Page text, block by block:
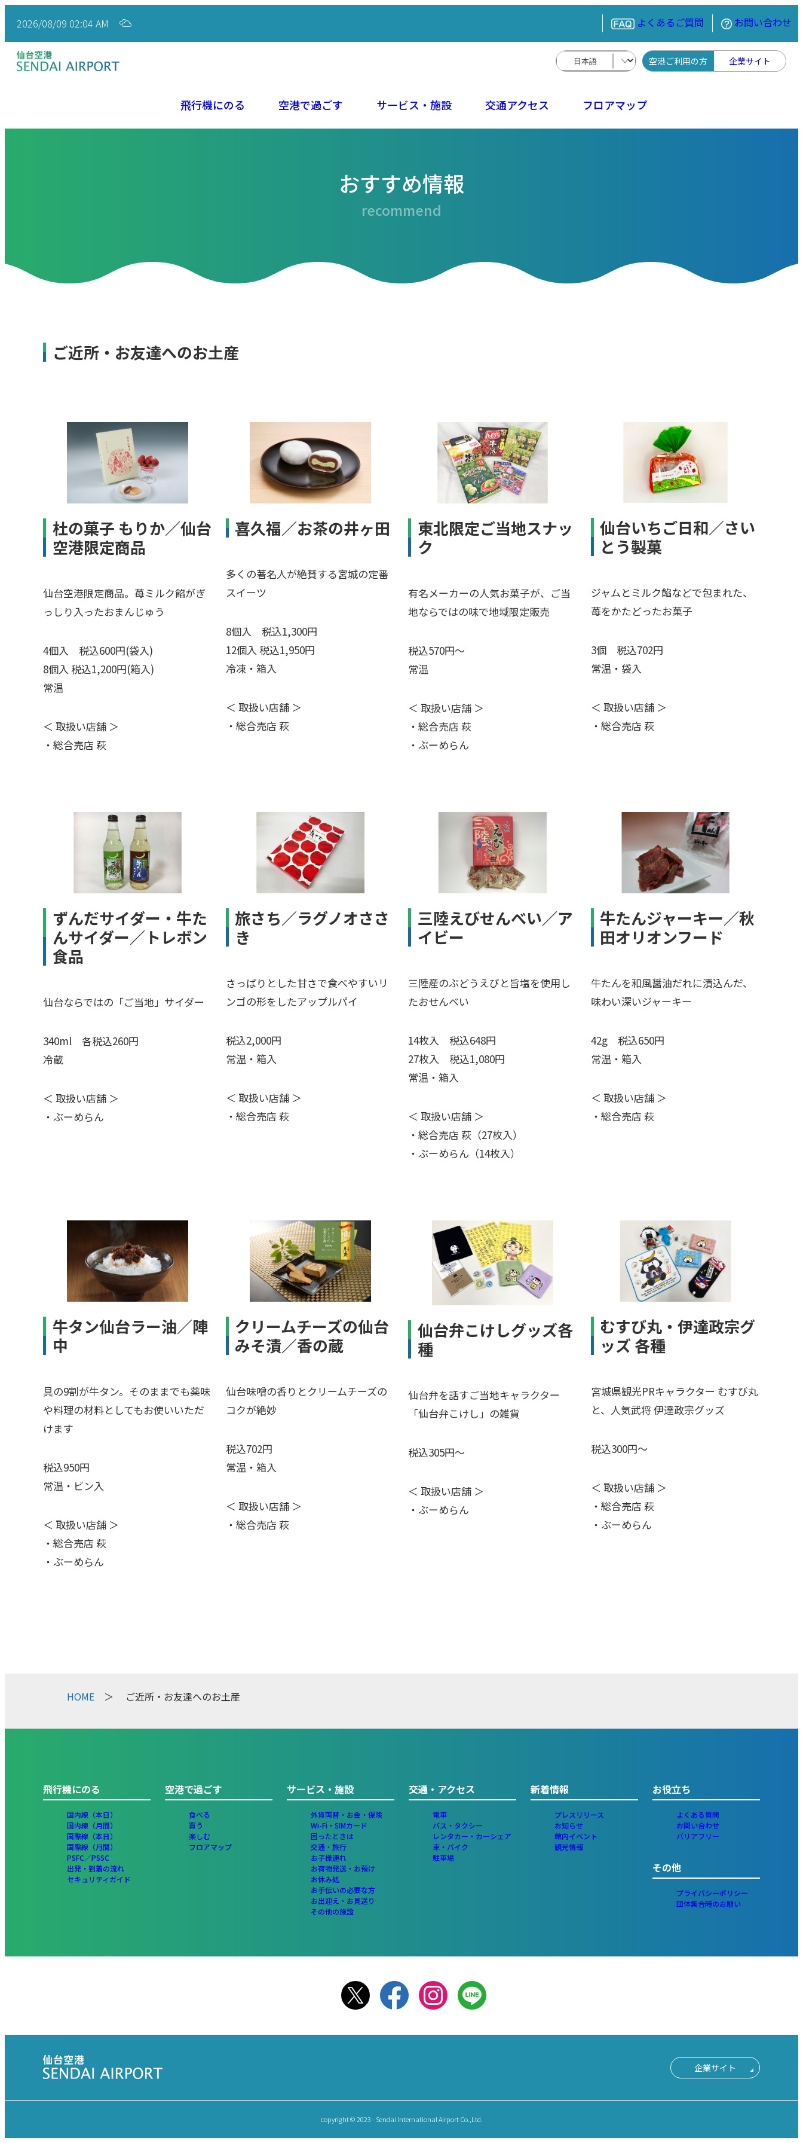
2026/08/09 02:04 AM よくあるご質問 お問い合わせ
空港ご利用の方 企業サイト
飛行機にのる 空港で過ごす サービス・施設 交通アクセス フロアマップ
おすすめ情報
recommend
ご近所・お友達へのお土産
杜の菓子 もりか／仙台
空港限定商品
仙台空港限定商品。苺ミルク餡がぎ
っしり入ったおまんじゅう
4個入 税込600円(袋入)
8個入 税込1,200円(箱入)
常温
＜ 取扱い店舗 ＞
・総合売店 萩
喜久福／お茶の井ヶ田
多くの著名人が絶賛する宮城の定番
スイーツ
8個入 税込1,300円
12個入 税込1,950円
冷凍・箱入
＜ 取扱い店舗 ＞
・総合売店 萩
東北限定ご当地スナッ
ク
有名メーカーの人気お菓子が、ご当
地ならではの味で地域限定販売
税込570円～
常温
＜ 取扱い店舗 ＞
・総合売店 萩
・ぶーめらん
仙台いちご日和／さい
とう製菓
ジャムとミルク餡などで包まれた、
苺をかたどったお菓子
3個 税込702円
常温・袋入
＜ 取扱い店舗 ＞
・総合売店 萩
ずんだサイダー・牛た
んサイダー／トレボン
食品
仙台ならではの「ご当地」サイダー
340ml 各税込260円
冷蔵
＜ 取扱い店舗 ＞
・ぶーめらん
旅さち／ラグノオささ
き
さっぱりとした甘さで食べやすいリ
ンゴの形をしたアップルパイ
税込2,000円
常温・箱入
＜ 取扱い店舗 ＞
・総合売店 萩
三陸えびせんべい／ア
イビー
三陸産のぶどうえびと旨塩を使用し
たおせんべい
14枚入 税込648円
27枚入 税込1,080円
常温・箱入
＜ 取扱い店舗 ＞
・総合売店 萩（27枚入）
・ぶーめらん（14枚入）
牛たんジャーキー／秋
田オリオンフード
牛たんを和風醤油だれに漬込んだ、
味わい深いジャーキー
42g 税込650円
常温・箱入
＜ 取扱い店舗 ＞
・総合売店 萩
牛タン仙台ラー油／陣
中
具の9割が牛タン。そのままでも薬味
や料理の材料としてもお使いいただ
けます
税込950円
常温・ビン入
＜ 取扱い店舗 ＞
・総合売店 萩
・ぶーめらん
クリームチーズの仙台
みそ漬／香の蔵
仙台味噌の香りとクリームチーズの
コクが絶妙
税込702円
常温・箱入
＜ 取扱い店舗 ＞
・総合売店 萩
仙台弁こけしグッズ各
種
仙台弁を話すご当地キャラクター
「仙台弁こけし」の雑貨
税込305円～
＜ 取扱い店舗 ＞
・ぶーめらん
むすび丸・伊達政宗グ
ッズ 各種
宮城県観光PRキャラクター むすび丸
と、人気武将 伊達政宗グッズ
税込300円～
＜ 取扱い店舗 ＞
・総合売店 萩
・ぶーめらん
HOME ご近所・お友達へのお土産
飛行機にのる
国内線（本日）
国内線（月間）
国際線（本日）
国際線（月間）
PSFC／PSSC
出発・到着の流れ
セキュリティガイド
空港で過ごす
食べる
買う
楽しむ
フロアマップ
サービス・施設
外貨両替・お金・保険
Wi-Fi・SIMカード
困ったときは
交通・旅行
お子様連れ
お荷物発送・お預け
お休み処
お手伝いの必要な方
お出迎え・お見送り
その他の施設
交通・アクセス
電車
バス・タクシー
レンタカー・カーシェア
車・バイク
駐車場
新着情報
プレスリリース
お知らせ
館内イベント
観光情報
お役立ち
よくある質問
お問い合わせ
バリアフリー
その他
プライバシーポリシー
団体集合時のお願い
企業サイト
copyright © 2023 - Sendai International Airport Co.,Ltd.